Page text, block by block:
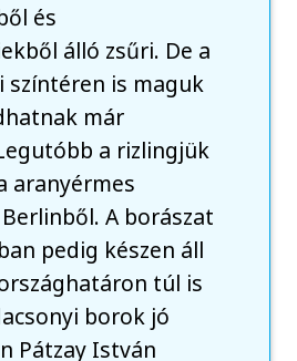
és
álló zsűri. De a
színtéren is maguk
már
a rizlingjük
aranyérmes
A borászat
pedig készen áll
túl is
borok jó
Pátzay István